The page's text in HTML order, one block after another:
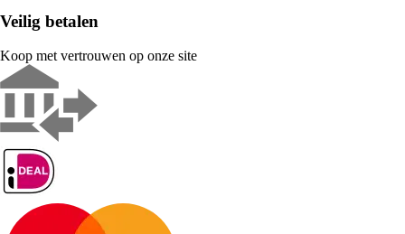
Veilig betalen
Koop met vertrouwen op onze site